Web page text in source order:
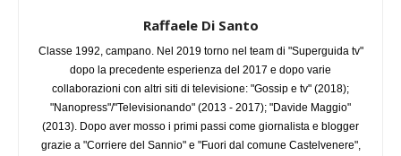
Raffaele Di Santo
Classe 1992, campano. Nel 2019 torno nel team di "Superguida tv"
dopo la precedente esperienza del 2017 e dopo varie
collaborazioni con altri siti di televisione: "Gossip e tv" (2018);
"Nanopress"/"Televisionando" (2013 - 2017); "Davide Maggio"
(2013). Dopo aver mosso i primi passi come giornalista e blogger
grazie a "Corriere del Sannio" e "Fuori dal comune Castelvenere",